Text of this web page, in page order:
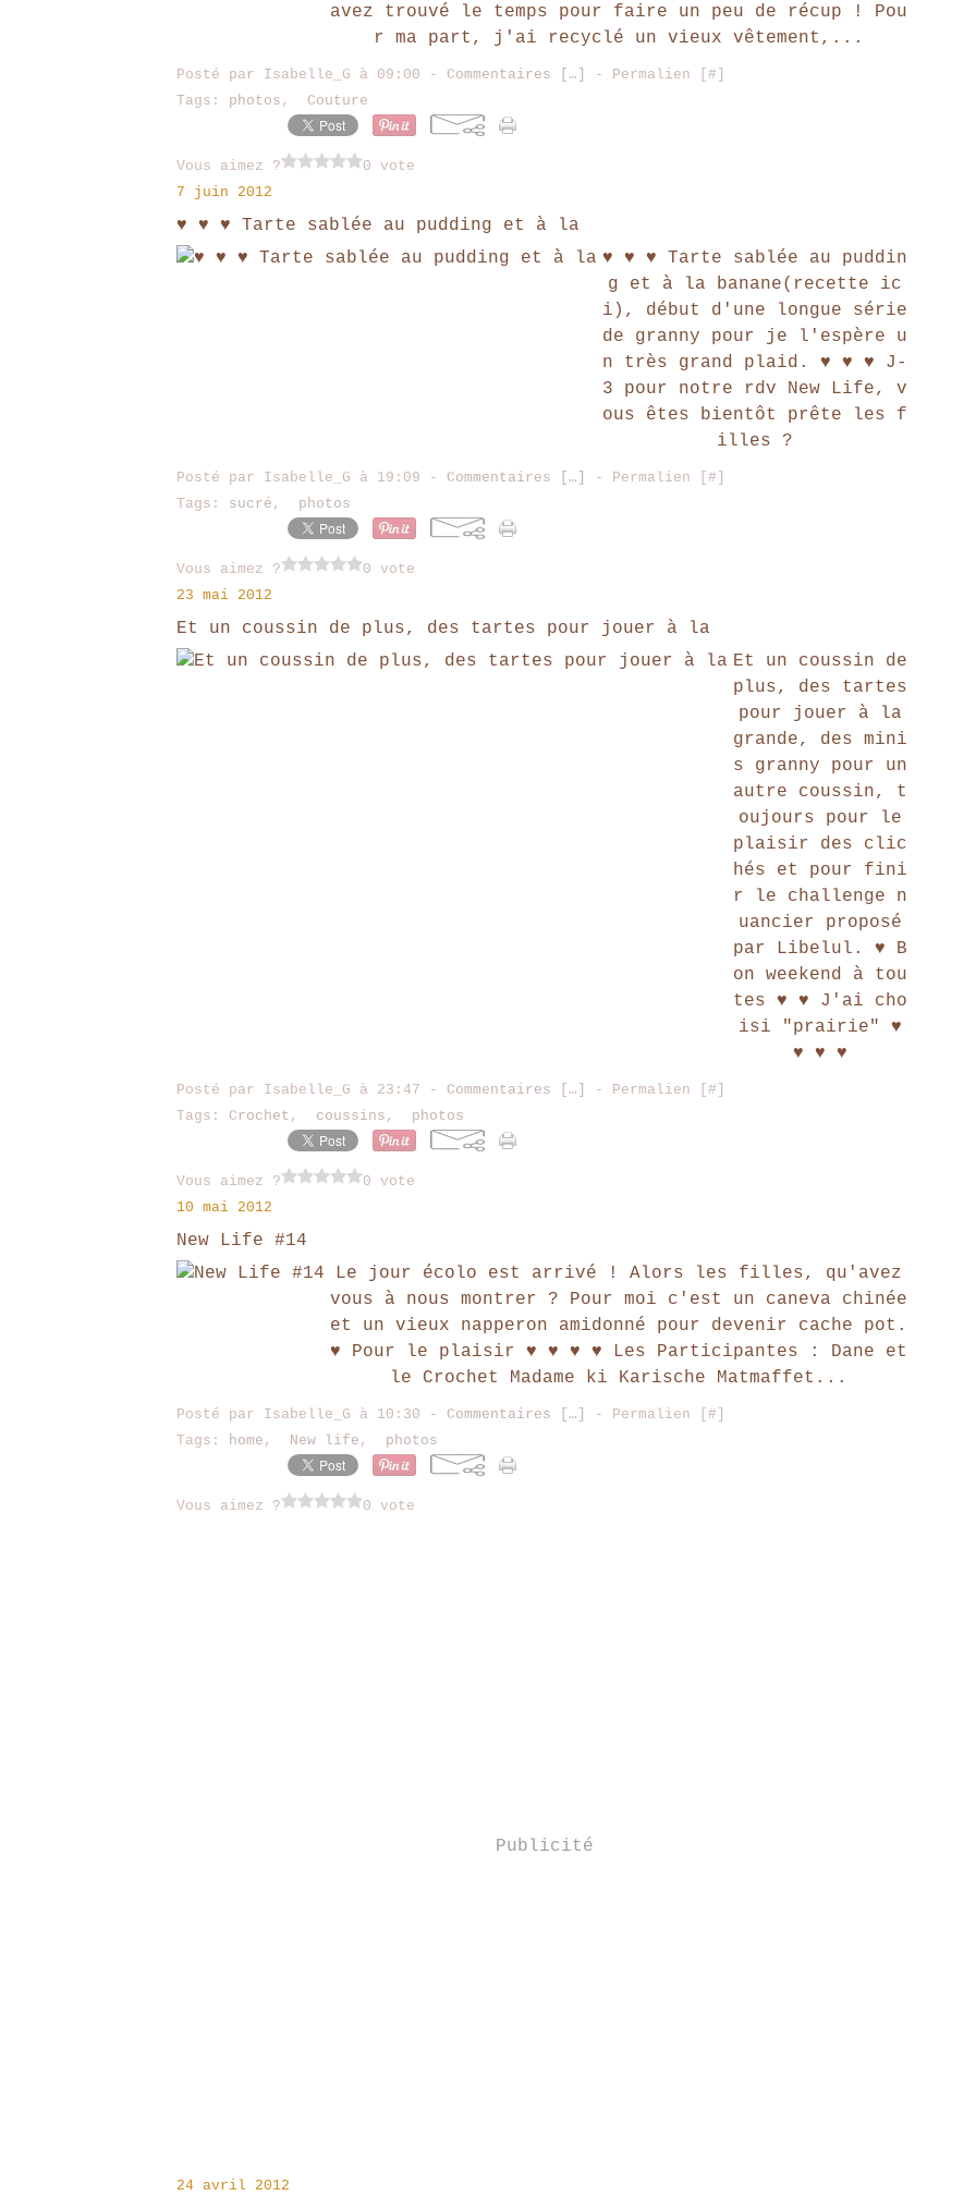
avez trouvé le temps pour faire un peu de récup ! Pou
r ma part, j'ai recyclé un vieux vêtement,...
Posté par Isabelle_G à 09:00 - Commentaires [ … - Permalien [ #
Tags: photos , Couture
Vous aimez ?
0 vote
7 juin 2012
♥ ♥ ♥ Tarte sablée au pudding et à la
♥ ♥ ♥ Tarte sablée au puddin
g et à la banane(recette ic
i), début d'une longue série
de granny pour je l'espère u
n très grand plaid. ♥ ♥ ♥ J-
3 pour notre rdv New Life, v
ous êtes bientôt prête les f
illes ?
Posté par Isabelle_G à 19:09 - Commentaires [ … - Permalien [ #
Tags: sucré , photos
Vous aimez ?
0 vote
23 mai 2012
Et un coussin de plus, des tartes pour jouer à la
Et un coussin de
plus, des tartes
pour jouer à la
grande, des mini
s granny pour un
autre coussin, t
oujours pour le
plaisir des clic
hés et pour fini
r le challenge n
uancier proposé
par Libelul. ♥ B
on weekend à tou
tes ♥ ♥ J'ai cho
isi "prairie" ♥
♥ ♥ ♥
Posté par Isabelle_G à 23:47 - Commentaires [ … - Permalien [ #
Tags: Crochet , coussins , photos
Vous aimez ?
0 vote
10 mai 2012
New Life #14
Le jour écolo est arrivé ! Alors les filles, qu'avez
vous à nous montrer ? Pour moi c'est un caneva chinée
et un vieux napperon amidonné pour devenir cache pot.
♥ Pour le plaisir ♥ ♥ ♥ ♥ Les Participantes : Dane et
le Crochet Madame ki Karische Matmaffet...
Posté par Isabelle_G à 10:30 - Commentaires [ … - Permalien [ #
Tags: home , New life , photos
Vous aimez ? 0 vote
Publicité
24 avril 2012